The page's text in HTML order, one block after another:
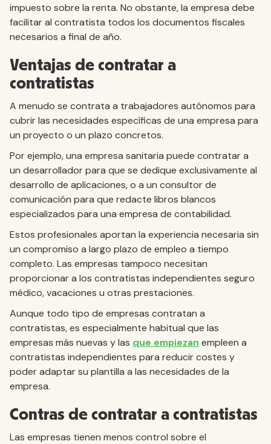
impuesto sobre la renta. No obstante, la empresa debe
facilitar al contratista todos los documentos fiscales
necesarios a final de año.
Ventajas de contratar a
contratistas
A menudo se contrata a trabajadores autónomos para
cubrir las necesidades específicas de una empresa para
un proyecto o un plazo concretos.
Por ejemplo, una empresa sanitaria puede contratar a
un desarrollador para que se dedique exclusivamente al
desarrollo de aplicaciones, o a un consultor de
comunicación para que redacte libros blancos
especializados para una empresa de contabilidad.
Estos profesionales aportan la experiencia necesaria sin
un compromiso a largo plazo de empleo a tiempo
completo. Las empresas tampoco necesitan
proporcionar a los contratistas independientes seguro
médico, vacaciones u otras prestaciones.
Aunque todo tipo de empresas contratan a
contratistas, es especialmente habitual que las
empresas más nuevas y las que empiezan empleen a
contratistas independientes para reducir costes y
poder adaptar su plantilla a las necesidades de la
empresa.
Contras de contratar a contratistas
Las empresas tienen menos control sobre el